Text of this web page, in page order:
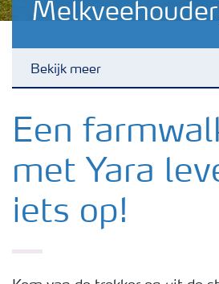
Bekijk meer
Nieuwsbrieven
Gewassen
Meststoffen
Een
met Yara
iets op!